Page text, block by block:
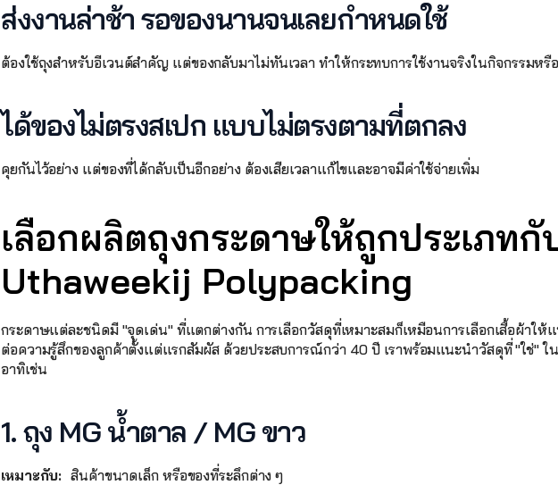
ส่งงานล่าช้า รอของนานจนเลยกำหนดใช้
ต้องใช้ถุงสำหรับอีเวนต์สำคัญ แต่ของกลับมาไม่ทันเวลา ทำให้กระทบการใช้งานจริงในกิจกรรมห
ได้ของไม่ตรงสเปก แบบไม่ตรงตามที่ตกลง
คุยกันไว้อย่าง แต่ของที่ได้กลับเป็นอีกอย่าง ต้องเสียเวลาแก้ไขและอาจมีค่าใช้จ่ายเพิ่ม
เลือกผลิตถุงกระดาษให้ถูกประเภทกั
Uthaweekij Polypacking
กระดาษแต่ละชนิดมี "จุดเด่น" ที่แตกต่างกัน การเลือกวัสดุที่เหมาะสมก็เหมือนการเลือกเสื้อผ้าใ
ต่อความรู้สึกของลูกค้าตั้งแต่แรกสัมผัส ด้วยประสบการณ์กว่า 40 ปี เราพร้อมแนะนำวัสดุที่ "ใช่" ใ
อาทิเช่น
1. ถุง MG น้ำตาล / MG ขาว
เหมาะกับ: สินค้าขนาดเล็ก หรือของที่ระลึกต่าง ๆ